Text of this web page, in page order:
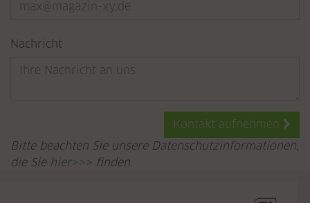
Nachricht
Kontakt aufnehmen
Bitte beachten Sie unsere Datenschutzinformationen,
die Sie hier>>> finden.